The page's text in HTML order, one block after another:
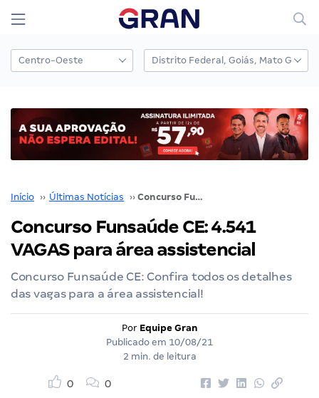
Início ›› Últimas Notícias ›› Concurso Funsaúde CE: 4.541 VAGAS para área assistencial
Concurso Funsaúde CE: 4.541
VAGAS para área assistencial
Concurso Funsaúde CE: Confira todos os detalhes
das vagas para a área assistencial!
Por Equipe Gran
Publicado em 10/08/21
2 min. de leitura
0 0